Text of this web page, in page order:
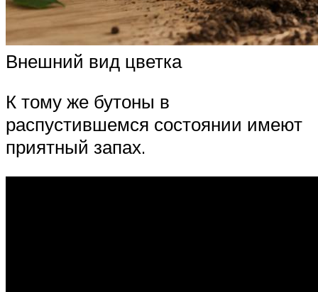
Внешний вид цветка
К тому же бутоны в
распустившемся состоянии имеют
приятный запах.